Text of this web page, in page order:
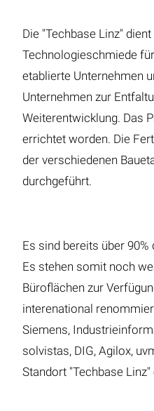
Die "Techbase Linz"
Technologieschmiede
etablierte Unternehmen
Unternehmen zur
Weiterentwicklung. Das
errichtet worden. Die
der verschiedenen
durchgeführt.
Es sind bereits über
Es stehen somit noch
Büroflächen zur
interenational
Siemens,
solvistas, DIG, Agilox,
Standort "Techbase